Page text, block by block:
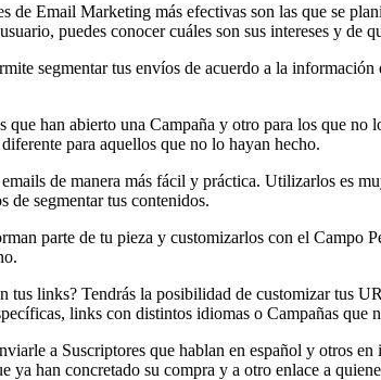
de Email Marketing más efectivas son las que se
puedes conocer cuáles son sus intereses y de
segmentar tus envíos de acuerdo a la
han abierto una Campaña y otro para los que
para aquellos que no lo hayan hecho.
de manera más fácil y práctica. Utilizarlos es
de segmentar tus contenidos.
parte de tu pieza y customizarlos con el Campo
tus links? Tendrás la posibilidad de customizar tus
links con distintos idiomas o Campañas que
a Suscriptores que hablan en español y otros
ya han concretado su compra y a otro enlace a